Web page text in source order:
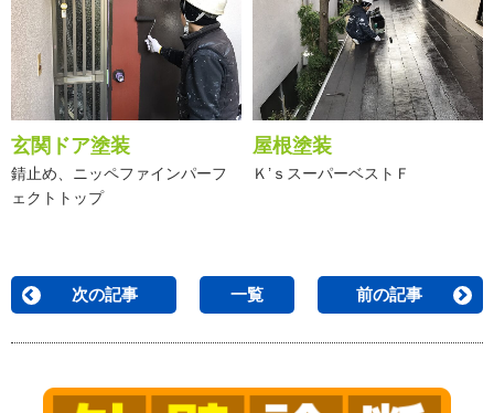
玄関ドア塗装
錆止め、ニッペファインパーフ
ェクトトップ
屋根塗装
Ｋ’ｓスーパーベストＦ
次の記事 一覧 前の記事